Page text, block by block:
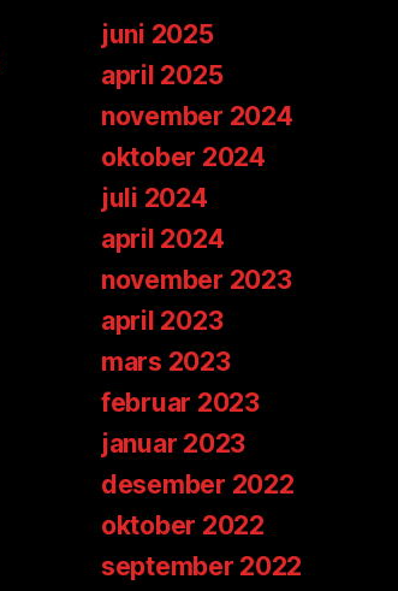
juni 2025
april 2025
november 2024
oktober 2024
juli 2024
april 2024
november 2023
april 2023
mars 2023
februar 2023
januar 2023
desember 2022
oktober 2022
september 2022